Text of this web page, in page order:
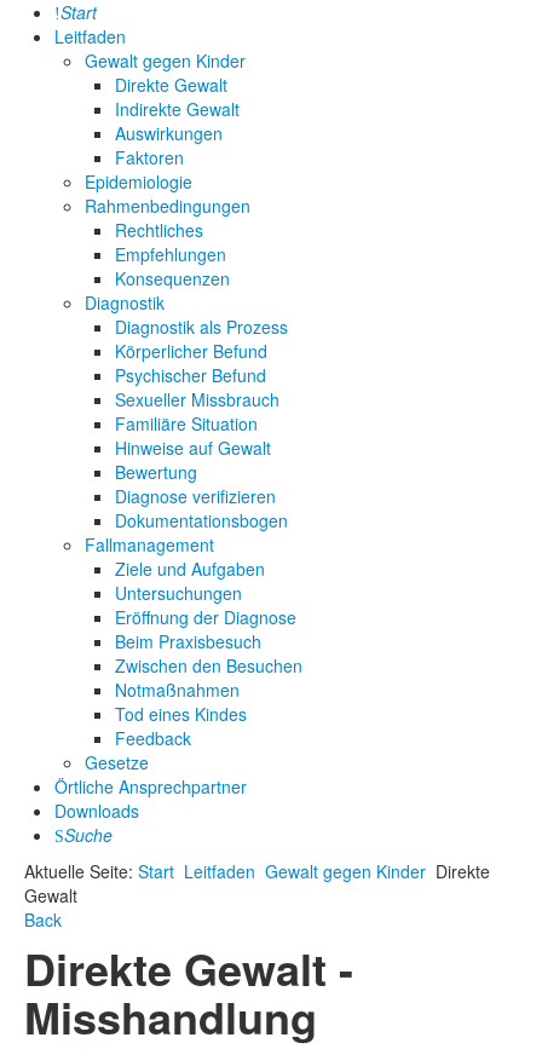
Start
Leitfaden
Gewalt gegen Kinder
Direkte Gewalt
Indirekte Gewalt
Auswirkungen
Faktoren
Epidemiologie
Rahmenbedingungen
Rechtliches
Empfehlungen
Konsequenzen
Diagnostik
Diagnostik als Prozess
Körperlicher Befund
Psychischer Befund
Sexueller Missbrauch
Familiäre Situation
Hinweise auf Gewalt
Bewertung
Diagnose verifizieren
Dokumentationsbogen
Fallmanagement
Ziele und Aufgaben
Untersuchungen
Eröffnung der Diagnose
Beim Praxisbesuch
Zwischen den Besuchen
Notmaßnahmen
Tod eines Kindes
Feedback
Gesetze
Örtliche Ansprechpartner
Downloads
Suche
Aktuelle Seite: Start Leitfaden Gewalt gegen Kinder Direkte
Gewalt
Back
Direkte Gewalt -
Misshandlung